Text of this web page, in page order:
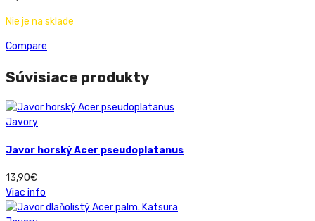
Nie je na sklade
Compare
Súvisiace produkty
Javory
Javor horský Acer pseudoplatanus
13,90€
Viac info